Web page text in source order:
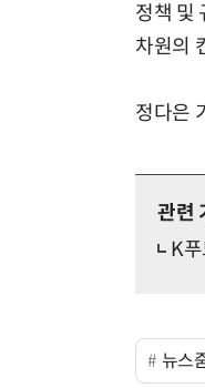
정책 및
차원의
정다은
관련
K
뉴스